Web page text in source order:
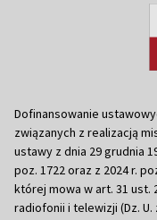
Dofinansowanie
związanych z realizacją
ustawy z dnia 29 grudnia
poz. 1722 oraz z 2024 r.
której mowa w art. 31 ust.
radiofonii i telewizji (Dz. U.